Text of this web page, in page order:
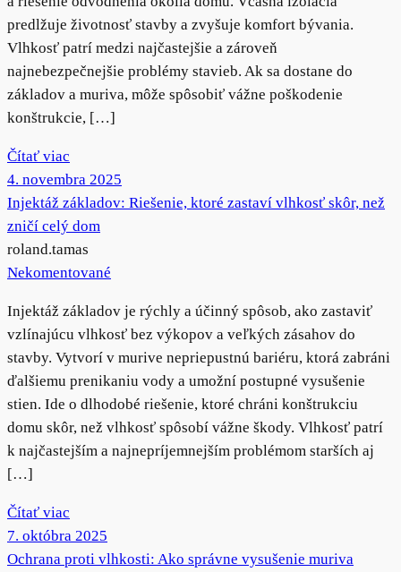
predlžuje životnosť stavby a zvyšuje komfort bývania.
Vlhkosť patrí medzi najčastejšie a zároveň
najnebezpečnejšie problémy stavieb. Ak sa dostane do
základov a muriva, môže spôsobiť vážne poškodenie
konštrukcie, […]
Čítať viac
4. novembra 2025
Injektáž základov: Riešenie, ktoré zastaví vlhkosť skôr, než
zničí celý dom
roland.tamas
Nekomentované
Injektáž základov je rýchly a účinný spôsob, ako zastaviť
vzlínajúcu vlhkosť bez výkopov a veľkých zásahov do
stavby. Vytvorí v murive nepriepustnú bariéru, ktorá zabráni
ďalšiemu prenikaniu vody a umožní postupné vysušenie
stien. Ide o dlhodobé riešenie, ktoré chráni konštrukciu
domu skôr, než vlhkosť spôsobí vážne škody. Vlhkosť patrí
k najčastejším a najnepríjemnejším problémom starších aj
[…]
Čítať viac
7. októbra 2025
Ochrana proti vlhkosti: Ako správne vysušenie muriva